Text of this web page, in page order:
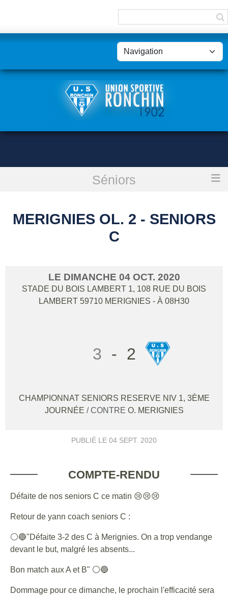
Séniors
Merignies Ol. 2 - Seniors C
MERIGNIES OL. 2 - SENIORS
C
LE DIMANCHE 04 OCT. 2020
STADE DU BOIS LAMBERT 1, 108 RUE DU BOIS
LAMBERT 59710 MERIGNIES - À 08H30
3 - 2
CHAMPIONNAT SENIORS RESERVE NIV 1, 3ÈME
JOURNÉE / CONTRE O. MERIGNIES
PUBLIÉ LE 04 SEPT. 2020
COMPTE-RENDU
Défaite de nos seniors C ce matin 😢😢😢
Retour de yann coach seniors C :
⚪🔵"Défaite 3-2 des C à Merignies. On a trop vendange
devant le but, malgré les absents...
Bon match aux A et B" ⚪🔵
Dommage pour ce dimanche, le prochain l'efficacité sera